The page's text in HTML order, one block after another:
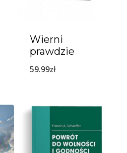
Wierni
prawdzie
59.99zł